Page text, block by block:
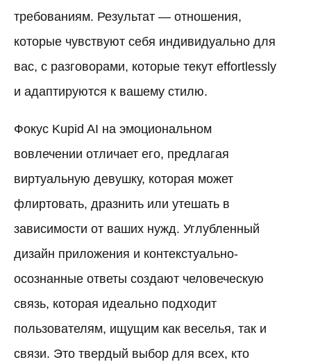
требованиям. Результат — отношения,
которые чувствуют себя индивидуально для
вас, с разговорами, которые текут effortlessly
и адаптируются к вашему стилю.
Фокус Kupid AI на эмоциональном
вовлечении отличает его, предлагая
виртуальную девушку, которая может
флиртовать, дразнить или утешать в
зависимости от ваших нужд. Углубленный
дизайн приложения и контекстуально-
осознанные ответы создают человеческую
связь, которая идеально подходит
пользователям, ищущим как веселья, так и
связи. Это твердый выбор для всех, кто